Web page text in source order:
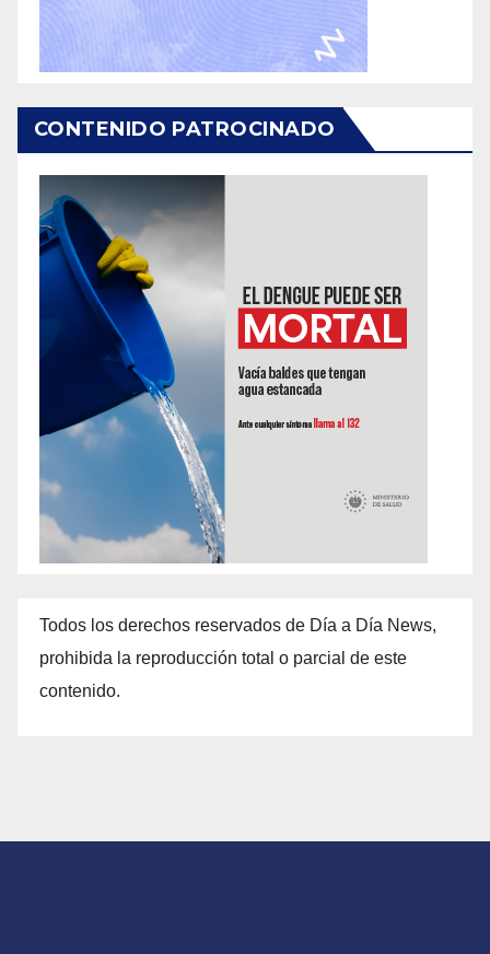
CONTENIDO PATROCINADO
Todos los derechos reservados de Día a Día News,
prohibida la reproducción total o parcial de este
contenido.